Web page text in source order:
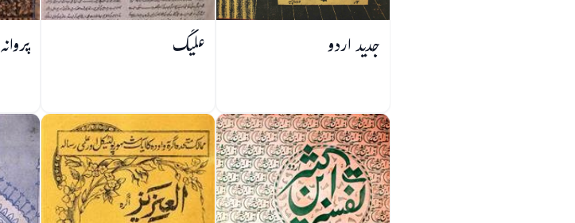
جدید اردو علیگ پروانہ